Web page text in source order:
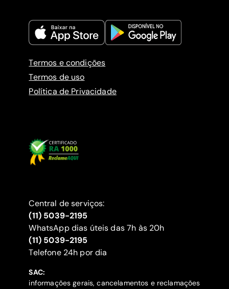
Termos e condições
Termos de uso
Política de Privacidade
Central de serviços:
(11) 5039-2195
WhatsApp dias úteis das 7h às 20h
(11) 5039-2195
‍Telefone 24h por dia
SAC:
informações gerais, cancelamentos e reclamações